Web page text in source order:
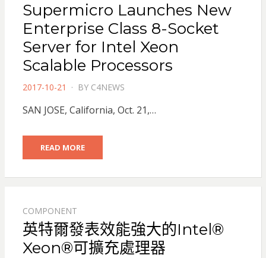
Supermicro Launches New
Enterprise Class 8-Socket
Server for Intel Xeon
Scalable Processors
POSTED
2017-10-21 BY C4NEWS
SAN JOSE, California, Oct. 21,…
READ MORE
COMPONENT
英特爾發表效能強大的Intel®
Xeon®可擴充處理器